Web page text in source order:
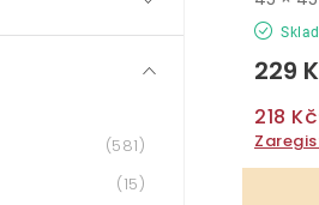
581
15
u
k
t
ů
229
218 Kč